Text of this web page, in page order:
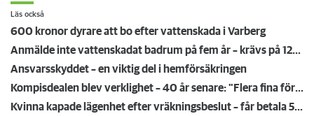
Läs också
600 kronor dyrare att bo efter vattenskada i Varberg
Anmälde inte vattenskadat badrum på fem år – krävs på 125 000 kronor
Ansvarsskyddet – en viktig del i hemförsäkringen
Kompisdealen blev verklighet – 40 år senare: "Flera fina fördelar med att dela bostad"
Kvinna kapade lägenhet efter vräkningsbeslut – får betala 50 000